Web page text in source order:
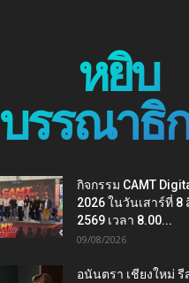
หยิบ
บรรณาธิ
กิจกรรม CAMT
2026 ในวันเสาร์ที่ 8
2569 เวลา 8.00...
09/08/2026
อนันตรา เชียงใหม่ รี